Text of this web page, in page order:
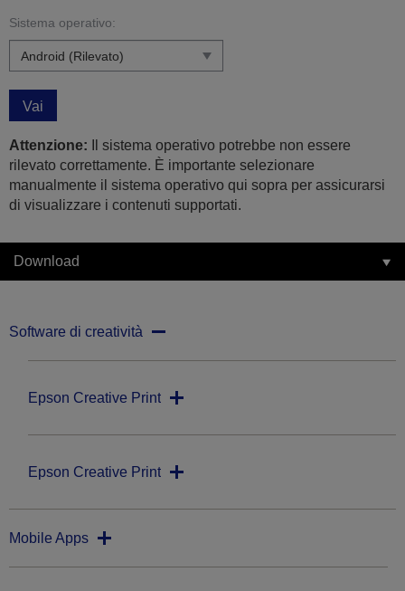
Sistema operativo:
Vai
Attenzione: Il sistema operativo potrebbe non essere
rilevato correttamente. È importante selezionare
manualmente il sistema operativo qui sopra per assicurarsi
di visualizzare i contenuti supportati.
Download
Software di creatività
Epson Creative Print
Epson Creative Print
Mobile Apps